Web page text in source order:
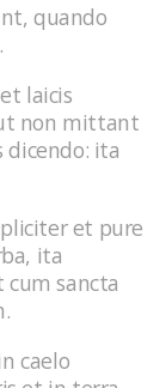
quando
laicis
non mittant
dicendo: ita
et pure
ita
sancta
caelo